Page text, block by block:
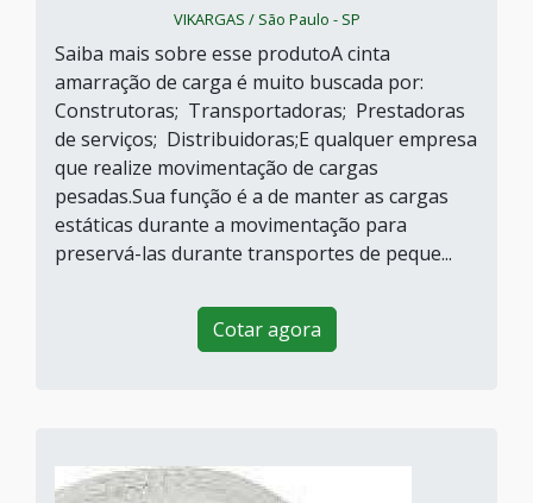
VIKARGAS / São Paulo - SP
Saiba mais sobre esse produtoA cinta
amarração de carga é muito buscada por:
Construtoras; Transportadoras; Prestadoras
de serviços; Distribuidoras;E qualquer empresa
que realize movimentação de cargas
pesadas.Sua função é a de manter as cargas
estáticas durante a movimentação para
preservá-las durante transportes de peque...
Cotar agora